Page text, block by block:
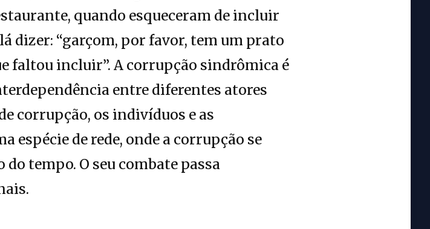
quando esqueceram de incluir
dizer: “garçom, por favor, tem um prato
faltou incluir”. A corrupção sindrômica é
entre diferentes atores
corrupção, os indivíduos e as
espécie de rede, onde a corrupção se
tempo. O seu combate passa